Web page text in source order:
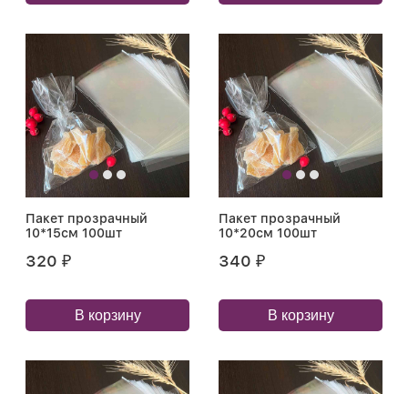
Пакет прозрачный
10*15см 100шт
320 ₽
В корзину
Пакет прозрачный
10*20см 100шт
340 ₽
В корзину